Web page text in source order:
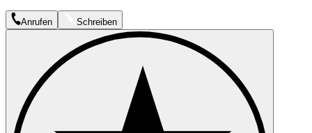
Anrufen Schreiben